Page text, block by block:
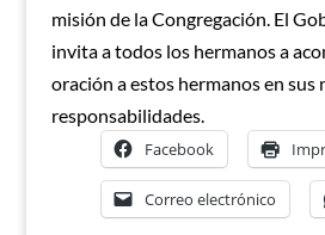
misión de la Congregación. El
invita a todos los hermanos a
oración a estos hermanos en sus
responsabilidades.
Facebook
Correo electrónico